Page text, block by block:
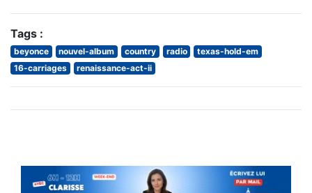
Tags :
beyonce nouvel-album country radio
texas-hold-em
16-carriages
renaissance-act-ii